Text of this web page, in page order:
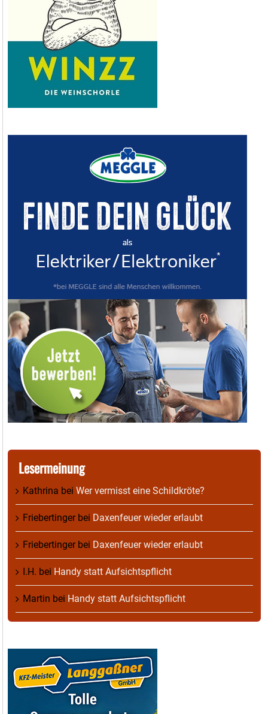
Lesermeinung
Kathrina bei Wer vermisst eine Schildkröte?
Friebertingerbei Daxenfeuer wieder erlaubt
Friebertingerbei Daxenfeuer wieder erlaubt
I.H. bei Handy statt Aufsichtspflicht
Martin bei Handy statt Aufsichtspflicht